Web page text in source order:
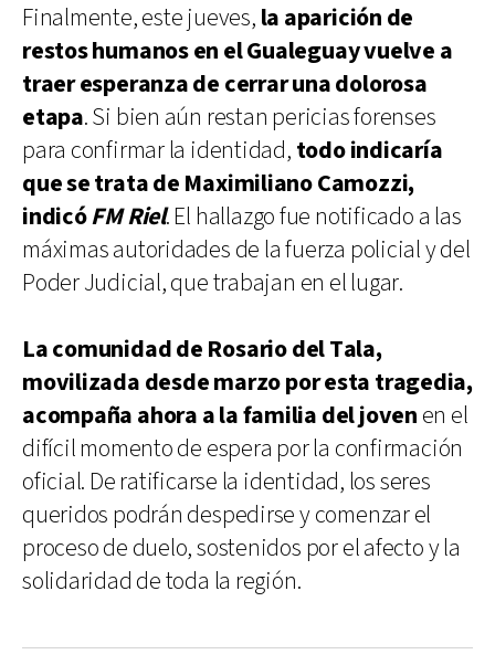
Finalmente, este jueves, la aparición de
restos humanos en el Gualeguay vuelve a
traer esperanza de cerrar una dolorosa
etapa. Si bien aún restan pericias forenses
para confirmar la identidad, todo indicaría
que se trata de Maximiliano Camozzi,
indicóFM Riel. El hallazgo fue notificado a las
máximas autoridades de la fuerza policial y del
Poder Judicial, que trabajan en el lugar.
La comunidad de Rosario del Tala,
movilizada desde marzo por esta tragedia,
acompaña ahora a la familia del joven en el
difícil momento de espera por la confirmación
oficial. De ratificarse la identidad, los seres
queridos podrán despedirse y comenzar el
proceso de duelo, sostenidos por el afecto y la
solidaridad de toda la región.